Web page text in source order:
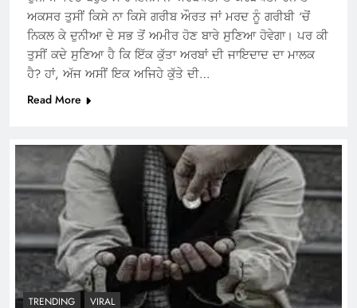
ਅਕਸਰ ਤੁਸੀਂ ਕਿਸੇ ਨਾ ਕਿਸੇ ਗਰੀਬ ਔਰਤ ਜਾਂ ਮਰਦ ਨੂੰ ਗਰੀਬੀ ‘ਚੋਂ
ਨਿਕਲ ਕੇ ਦੁਨੀਆ ਦੇ ਸਭ ਤੋਂ ਅਮੀਰ ਹੋਣ ਬਾਰੇ ਸੁਣਿਆ ਹੋਵੇਗਾ। ਪਰ ਕੀ
ਤੁਸੀਂ ਕਦੇ ਸੁਣਿਆ ਹੈ ਕਿ ਇੱਕ ਕੁੱਤਾ ਅਰਬਾਂ ਦੀ ਜਾਇਦਾਦ ਦਾ ਮਾਲਕ
ਹੈ? ਹਾਂ, ਅੱਜ ਅਸੀਂ ਇਕ ਅਜਿਹੇ ਕੁੱਤੇ ਦੀ…
Read More
TRENDING VIRAL